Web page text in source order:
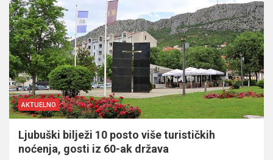
AKTUELNO
Ljubuški bilježi 10 posto više turističkih
noćenja, gosti iz 60-ak država